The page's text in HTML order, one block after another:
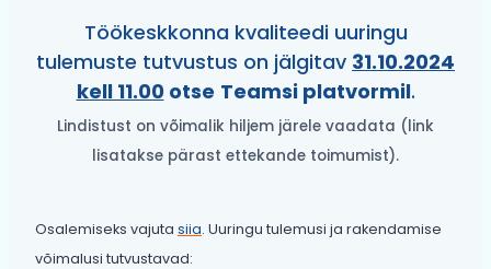
Töökeskkonna kvaliteedi uuringu
tulemuste tutvustus on jälgitav 31.10.2024
kell 11.00otse Teamsi platvormil.
Lindistust on võimalik hiljem järele vaadata (link
lisatakse pärast ettekande toimumist).
Osalemiseks vajuta siia. Uuringu tulemusi ja rakendamise
võimalusi tutvustavad: